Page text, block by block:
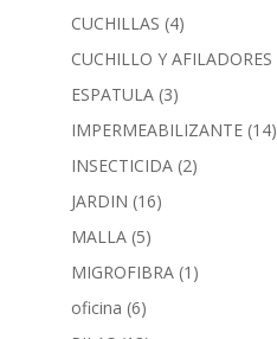
CUCHILLAS (4)
CUCHILLO Y AFILADORES
ESPATULA (3)
IMPERMEABILIZANTE (14)
INSECTICIDA (2)
JARDIN (16)
MALLA (5)
MIGROFIBRA (1)
oficina (6)